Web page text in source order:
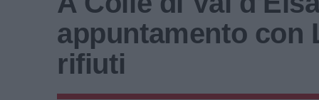
appuntamento con
rifiuti